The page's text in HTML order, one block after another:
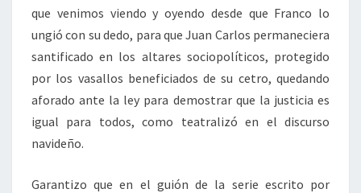
que venimos viendo y oyendo desde que Franco lo
ungió con su dedo, para que Juan Carlos permaneciera
santificado en los altares sociopolíticos, protegido
por los vasallos beneficiados de su cetro, quedando
aforado ante la ley para demostrar que la justicia es
igual para todos, como teatralizó en el discurso
navideño.
Garantizo que en el guión de la serie escrito por